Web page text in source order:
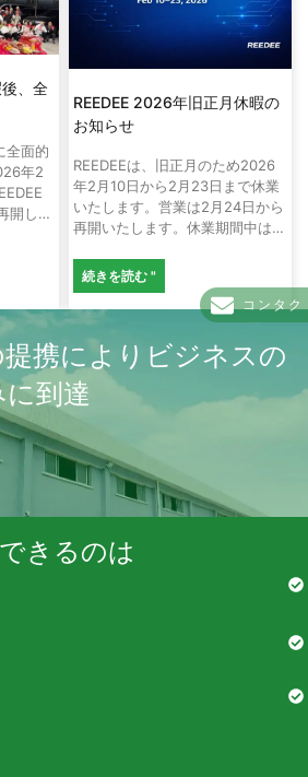
後、全
全面的
年2
開しま
REEDEE 2026年旧正月休暇の
お知らせ
REEDEEは、旧正月のため2026
年2月10日から2月23日まで休業
いたします。営業は2月24日から
再開いたします。休業期間中は、
合がございます。.
続きを読む "
提携によりビジネスの
到達
きるのは
コンタク